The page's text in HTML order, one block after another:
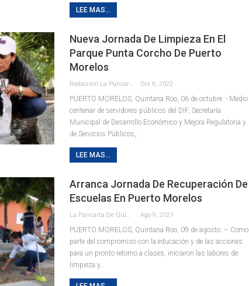
LEE MAS...
Nueva Jornada De Limpieza En El
Parque Punta Corcho De Puerto
Morelos
Oct 6, 2022
PUERTO MORELOS, Quintana Roo, 06 de octubre. - Medio
centenar de servidores públicos del DIF, Secretaría
Municipal de Desarrollo Económico y Mejora Regulatoria y
de Servicios Públicos,
LEE MAS...
Arranca Jornada De Recuperación De
Escuelas En Puerto Morelos
Ago 9, 2021
PUERTO MORELOS, Quintana Roo, 09 de agosto. – Como
parte del compromiso con la educación y de las acciones
para un pronto retorno a clases, iniciaron las labores de
limpieza y…